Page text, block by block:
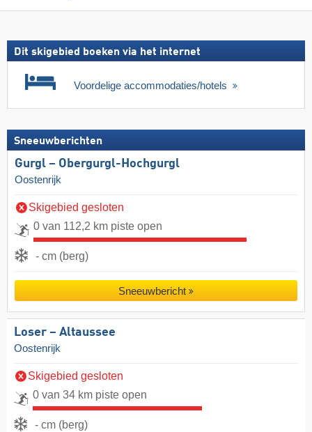
Dit skigebied boeken via het internet
Voordelige accommodaties/hotels
Sneeuwberichten
Gurgl – Obergurgl-Hochgurgl
Oostenrijk
Skigebied gesloten
0 van 112,2 km piste open
- cm (berg)
Sneeuwbericht
Loser – Altaussee
Oostenrijk
Skigebied gesloten
0 van 34 km piste open
- cm (berg)